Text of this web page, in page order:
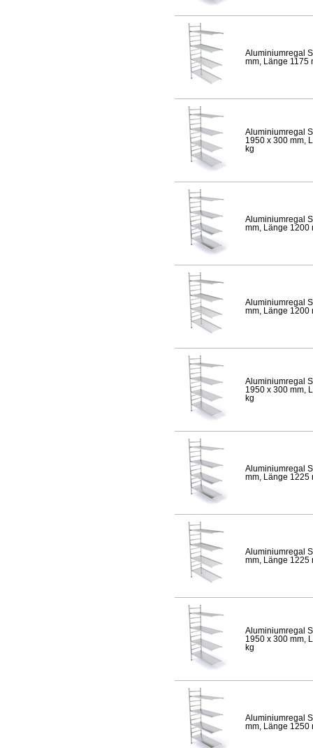
Aluminiumregal
mm, Länge 1175
Aluminiumregal
1950 x 300 mm,
kg
Aluminiumregal
mm, Länge 1200
Aluminiumregal
mm, Länge 1200
Aluminiumregal
1950 x 300 mm,
kg
Aluminiumregal
mm, Länge 1225
Aluminiumregal
mm, Länge 1225
Aluminiumregal
1950 x 300 mm,
kg
Aluminiumregal
mm, Länge 1250